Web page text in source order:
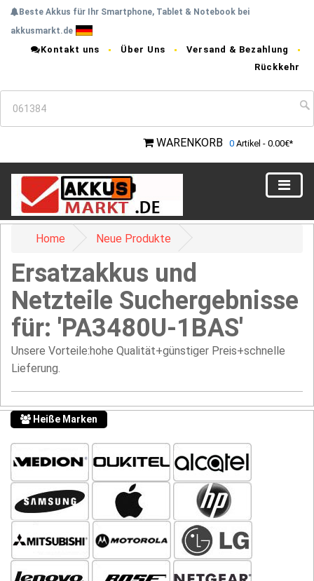
Beste Akkus für Ihr Smartphone, Tablet & Notebook bei
akkusmarkt.de
Kontakt uns Über Uns
Versand & Bezahlung
Rückkehr
WARENKORB 0 Artikel - 0.00€*
Home Neue Produkte
Ersatzakkus und
Netzteile Suchergebnisse
für: 'PA3480U-1BAS'
Unsere Vorteile:hohe Qualität+günstiger Preis+schnelle
Lieferung.
Heiße Marken